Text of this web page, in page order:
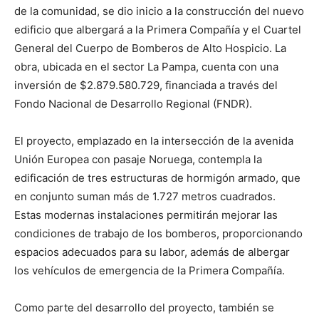
de la comunidad, se dio inicio a la construcción del nuevo
edificio que albergará a la Primera Compañía y el Cuartel
General del Cuerpo de Bomberos de Alto Hospicio. La
obra, ubicada en el sector La Pampa, cuenta con una
inversión de $2.879.580.729, financiada a través del
Fondo Nacional de Desarrollo Regional (FNDR).
El proyecto, emplazado en la intersección de la avenida
Unión Europea con pasaje Noruega, contempla la
edificación de tres estructuras de hormigón armado, que
en conjunto suman más de 1.727 metros cuadrados.
Estas modernas instalaciones permitirán mejorar las
condiciones de trabajo de los bomberos, proporcionando
espacios adecuados para su labor, además de albergar
los vehículos de emergencia de la Primera Compañía.
Como parte del desarrollo del proyecto, también se